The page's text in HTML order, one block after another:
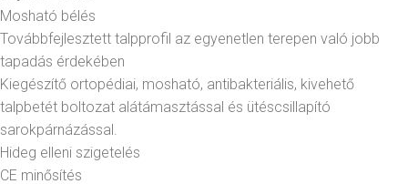
Mosható bélés
Továbbfejlesztett talpprofil az egyenetlen terepen való jobb
tapadás érdekében
Kiegészítő ortopédiai, mosható, antibakteriális, kivehető
talpbetét boltozat alátámasztással és ütéscsillapító
sarokpárnázással.
Hideg elleni szigetelés
CE minősítés